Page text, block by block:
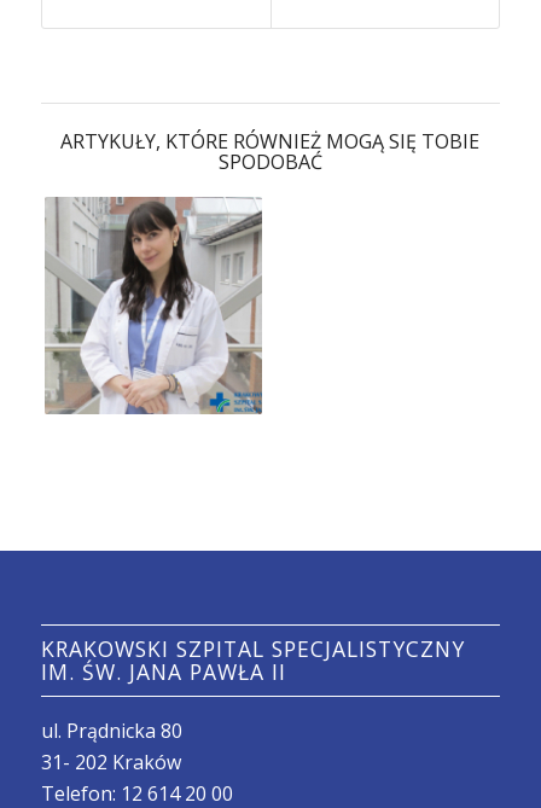
ARTYKUŁY, KTÓRE RÓWNIEŻ MOGĄ SIĘ TOBIE
SPODOBAĆ
KRAKOWSKI SZPITAL SPECJALISTYCZNY
IM. ŚW. JANA PAWŁA II
ul. Prądnicka 80
31- 202 Kraków
Telefon: 12 614 20 00